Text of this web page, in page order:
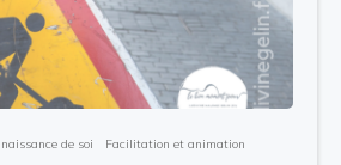
de soi
Facilitation et animation